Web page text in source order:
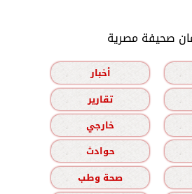
صحيفة مصرية
أخبار
تقارير
خارجي
حوادث
صحة وطب